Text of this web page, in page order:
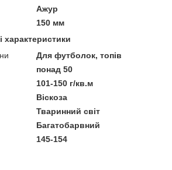
Ажур
150 мм
характеристики
Для футболок, топів
понад 50
101-150 г/кв.м
Віскоза
Тваринний світ
Багатобарвний
145-154